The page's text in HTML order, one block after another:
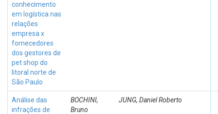
conhecimento
em logística nas
relações
empresa x
fornecedores
dos gestores de
pet shop do
litoral norte de
São Paulo
Análise das
infrações de
BOCHINI,
Bruno
JUNG, Daniel Roberto